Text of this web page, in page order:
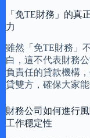
「免TE財務」的真
力
雖然「免TE財務」
白，這不代表財務
負責任的貸款機構
貸雙方，確保大家能
財務公司如何進行
工作穩定性